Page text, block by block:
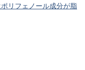
リフェノール成分が脂